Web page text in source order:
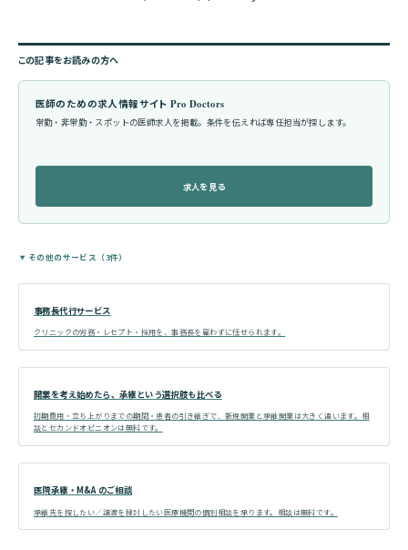
この記事をお読みの方へ
医師のための求人情報サイト Pro Doctors
常勤・非常勤・スポットの医師求人を掲載。条件を伝えれば専任担当が探します。
求人を見る
その他のサービス（3件）
事務長代行サービス
クリニックの労務・レセプト・採用を、事務長を雇わずに任せられます。
開業を考え始めたら、承継という選択肢も比べる
初期費用・立ち上がりまでの期間・患者の引き継ぎで、新規開業と承継開業は大きく違います。相
談とセカンドオピニオンは無料です。
医院承継・M&A のご相談
承継先を探したい／譲渡を検討したい医療機関の個別相談を承ります。相談は無料です。